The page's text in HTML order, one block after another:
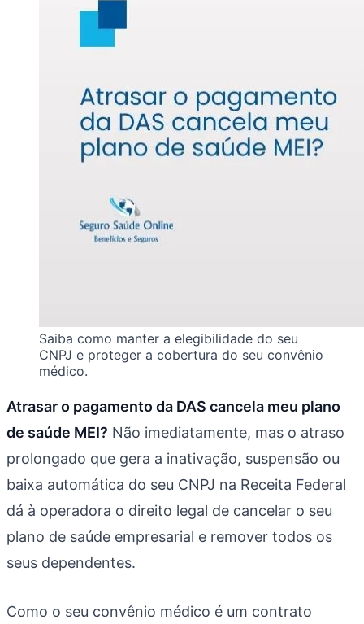
Saiba como manter a elegibilidade do seu
CNPJ e proteger a cobertura do seu convênio
médico.
Atrasar o pagamento da DAS cancela meu plano
de saúde MEI? Não imediatamente, mas o atraso
prolongado que gera a inativação, suspensão ou
baixa automática do seu CNPJ na Receita Federal
dá à operadora o direito legal de cancelar o seu
plano de saúde empresarial e remover todos os
seus dependentes.
Como o seu convênio médico é um contrato